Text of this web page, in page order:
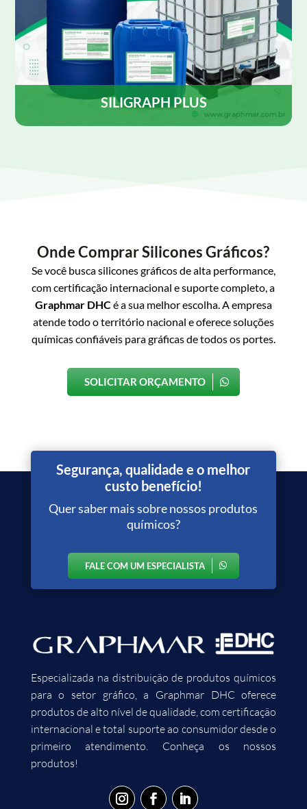
SILIGRAPH PLUS
tanto em rotativas Heat set como em cold-set.
Onde Comprar Silicones Gráficos?
Se você busca silicones gráficos de alta performance,
com certificação internacional e suporte completo, a
Graphmar DHCé a sua melhor escolha. A empresa
atende todo o território nacional e oferece soluções
químicas confiáveis para gráficas de todos os portes.
SOLICITAR ORÇAMENTO
Segurança, qualidade e o melhor
custo benefício!
Quer saber mais sobre nossos produtos
químicos?
FALE COM UM ESPECIALISTA
Especializada na distribuição de produtos químicos
para o setor gráfico, a Graphmar DHC oferece
produtos de alto nível de qualidade, com certificação
internacional e total suporte ao consumidor desde o
primeiro atendimento. Conheça os nossos
produtos!